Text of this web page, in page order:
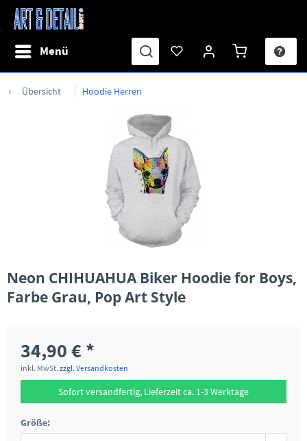
Menü
Übersicht Hoodie Herren
Neon CHIHUAHUA Biker Hoodie for Boys,
Farbe Grau, Pop Art Style
34,90 € *
inkl. MwSt. zzgl. Versandkosten
Sofort versandfertig, Lieferzeit ca. 1-3 Werktage
Größe: